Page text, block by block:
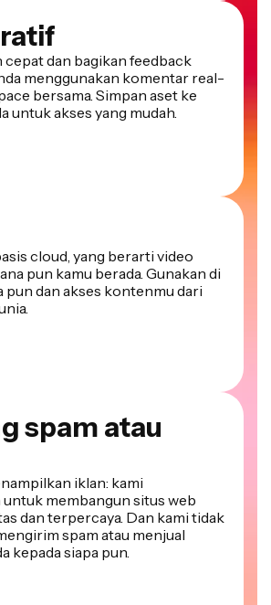
dan bagikan feedback
menggunakan komentar real-
bersama. Simpan aset ke
untuk akses yang mudah.
cloud, yang berarti video
pun kamu berada. Gunakan di
pun dan akses kontenmu dari
spam atau
iklan: kami
membangun situs web
dan terpercaya. Dan kami tidak
spam atau menjual
kepada siapa pun.